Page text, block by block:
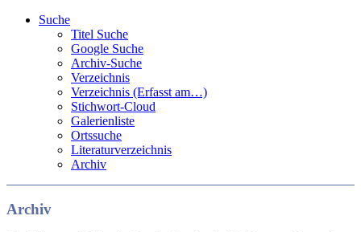
Suche
Titel Suche
Google Suche
Archiv-Suche
Verzeichnis
Verzeichnis (Erfasst am…)
Stichwort-Cloud
Galerienliste
Ortssuche
Literaturverzeichnis
Archiv
Archiv